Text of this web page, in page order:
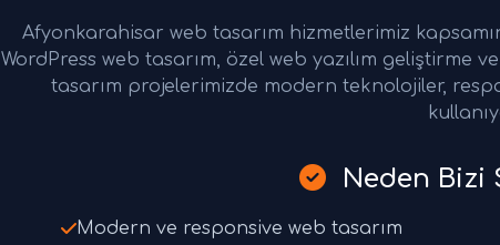
Afyonkarahisar web tasarım hizmetlerimiz
WordPress web tasarım, özel web yazılım geliştirme
tasarım projelerimizde modern teknolojiler,
Neden Bizi
Modern ve responsive web tasarım